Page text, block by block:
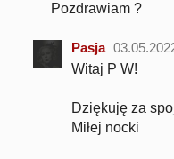
Pozdrawiam ?
Pasja
Witaj P W!
Dziękuję za
Miłej nocki